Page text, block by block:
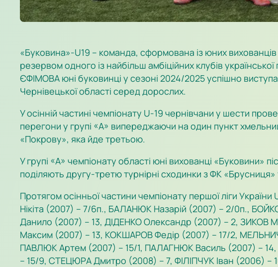
«Буковина»-U19 – команда, сформована із юних
резервом одного із найбільш амбіційних клубів
ЄФІМОВА юні буковинці у сезоні 2024/2025 успішно
Чернівецької області серед дорослих.
У осінній частині чемпіонату U-19 чернівчани у шести
перегони у групі «А» випереджаючи на один пункт
«Покрову», яка йде третьою.
У групі «А» чемпіонату області юні вихованці «Буковини»
поділяють другу-третю турнірні сходинки з ФК
Протягом осінньої частини чемпіонату першої ліги
Нікіта (2007) – 7/6п., БАЛАНЮК Назарій (2007) – 2/0п.,
Данило (2007) – 13, ДІДЕНКО Олександр (2007) – 2, ЗИКОВ
Максим (2007) – 13, КОКШАРОВ Федір (2007) – 17/2,
ПАВЛЮК Артем (2007) – 15/1, ПАЛАГНЮК Василь (2007) –
– 15/9, СТЕЦЮРА Дмитро (2008) – 7, ФІЛІПЧУК Іван (2006)